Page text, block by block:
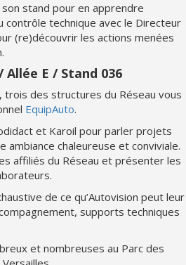
stand pour en apprendre
contrôle technique avec le Directeur
(re)découvrir les actions menées
E / Stand 036
trois des structures du Réseau vous
EquipAuto.
et Karoil pour parler projets
ambiance chaleureuse et conviviale.
affiliés du Réseau et présenter les
de ce qu’Autovision peut leur
supports techniques
et nombreuses au Parc des